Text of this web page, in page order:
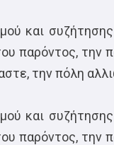
και
παρόντος, την
την πόλη
και
παρόντος, την